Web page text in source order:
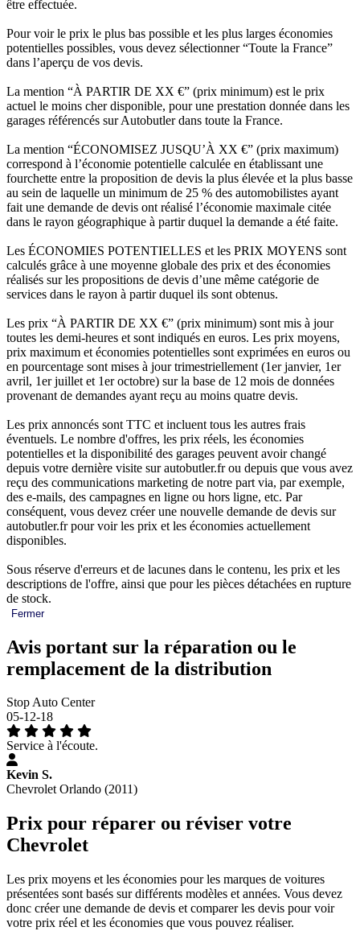
être effectuée.
Pour voir le prix le plus bas possible et les plus larges économies
potentielles possibles, vous devez sélectionner “Toute la France”
dans l’aperçu de vos devis.
La mention “À PARTIR DE XX €” (prix minimum) est le prix
actuel le moins cher disponible, pour une prestation donnée dans les
garages référencés sur Autobutler dans toute la France.
La mention “ÉCONOMISEZ JUSQU’À XX €” (prix maximum)
correspond à l’économie potentielle calculée en établissant une
fourchette entre la proposition de devis la plus élevée et la plus basse
au sein de laquelle un minimum de 25 % des automobilistes ayant
fait une demande de devis ont réalisé l’économie maximale citée
dans le rayon géographique à partir duquel la demande a été faite.
Les ÉCONOMIES POTENTIELLES et les PRIX MOYENS sont
calculés grâce à une moyenne globale des prix et des économies
réalisés sur les propositions de devis d’une même catégorie de
services dans le rayon à partir duquel ils sont obtenus.
Les prix “À PARTIR DE XX €” (prix minimum) sont mis à jour
toutes les demi-heures et sont indiqués en euros. Les prix moyens,
prix maximum et économies potentielles sont exprimées en euros ou
en pourcentage sont mises à jour trimestriellement (1er janvier, 1er
avril, 1er juillet et 1er octobre) sur la base de 12 mois de données
provenant de demandes ayant reçu au moins quatre devis.
Les prix annoncés sont TTC et incluent tous les autres frais
éventuels. Le nombre d'offres, les prix réels, les économies
potentielles et la disponibilité des garages peuvent avoir changé
depuis votre dernière visite sur autobutler.fr ou depuis que vous avez
reçu des communications marketing de notre part via, par exemple,
des e-mails, des campagnes en ligne ou hors ligne, etc. Par
conséquent, vous devez créer une nouvelle demande de devis sur
autobutler.fr pour voir les prix et les économies actuellement
disponibles.
Sous réserve d'erreurs et de lacunes dans le contenu, les prix et les
descriptions de l'offre, ainsi que pour les pièces détachées en rupture
de stock.
Fermer
Avis portant sur la réparation ou le
remplacement de la distribution
Stop Auto Center
05-12-18
Service à l'écoute.
Kevin S.
Chevrolet Orlando (2011)
Prix pour réparer ou réviser votre
Chevrolet
Les prix moyens et les économies pour les marques de voitures
présentées sont basés sur différents modèles et années. Vous devez
donc créer une demande de devis et comparer les devis pour voir
votre prix réel et les économies que vous pouvez réaliser.